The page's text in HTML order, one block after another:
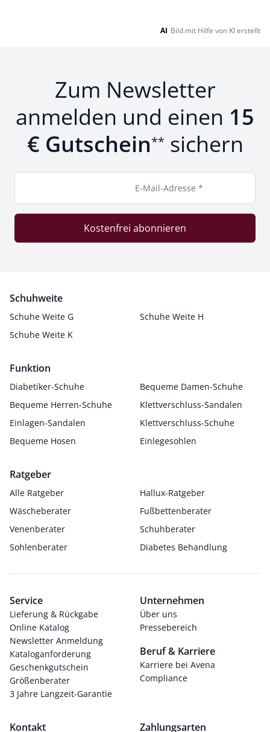
AI Bild mit Hilfe von KI erstellt
Zum Newsletter
anmelden und einen 15
€ Gutschein** sichern
E-Mail-Adresse *
Kostenfrei abonnieren
Schuhweite
Schuhe Weite G
Schuhe Weite H
Schuhe Weite K
Funktion
Diabetiker-Schuhe
Bequeme Damen-Schuhe
Bequeme Herren-Schuhe
Klettverschluss-Sandalen
Einlagen-Sandalen
Klettverschluss-Schuhe
Bequeme Hosen
Einlegesohlen
Ratgeber
Alle Ratgeber
Hallux-Ratgeber
Wäscheberater
Fußbettenberater
Venenberater
Schuhberater
Sohlenberater
Diabetes Behandlung
Service
Lieferung & Rückgabe
Online Katalog
Newsletter Anmeldung
Kataloganforderung
Geschenkgutschein
Größenberater
3 Jahre Langzeit-Garantie
Unternehmen
Über uns
Pressebereich
Beruf & Karriere
Karriere bei Avena
Compliance
Kontakt Zahlungsarten